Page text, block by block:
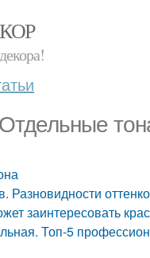
Разновидности
заинтересовать
Топ-5